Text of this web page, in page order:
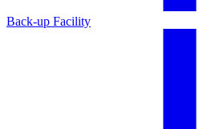
Back-up Facility